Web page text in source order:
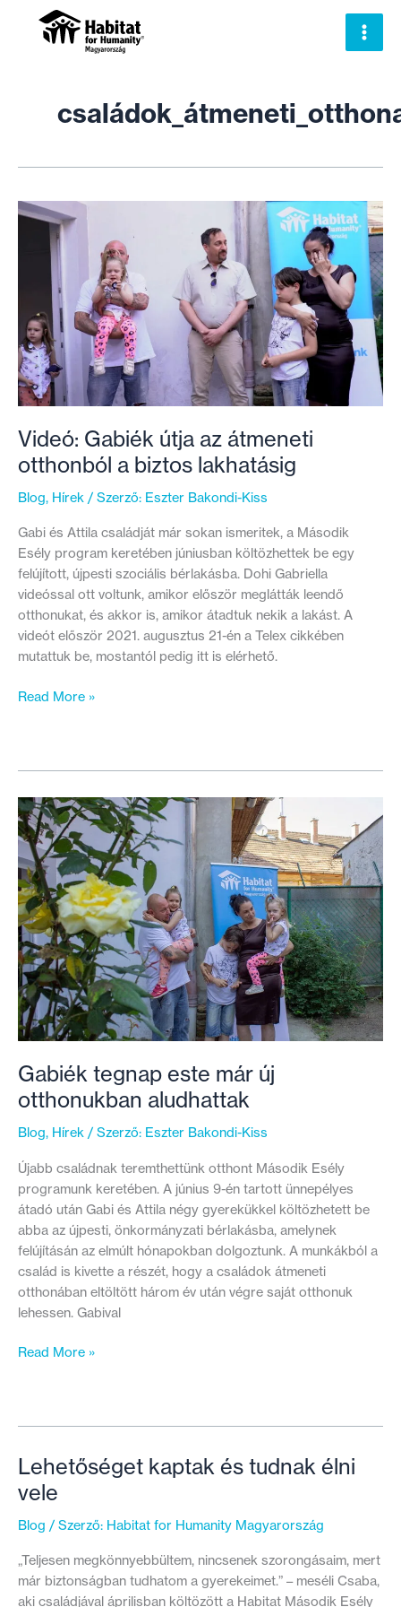
Videó: Gabiék útja az átmeneti
otthonból a biztos lakhatásig
Blog, Hírek / Szerző: Eszter Bakondi-Kiss
Gabi és Attila családját már sokan ismeritek, a Második
Esély program keretében júniusban költözhettek be egy
felújított, újpesti szociális bérlakásba. Dohi Gabriella
videóssal ott voltunk, amikor először meglátták leendő
otthonukat, és akkor is, amikor átadtuk nekik a lakást. A
videót először 2021. augusztus 21-én a Telex cikkében
mutattuk be, mostantól pedig itt is elérhető.
Videó:
otthonból
a
biztos
lakhatásig
Read More »
Gabiék tegnap este már új
otthonukban aludhattak
Blog, Hírek / Szerző: Eszter Bakondi-Kiss
Újabb családnak teremthettünk otthont Második Esély
programunk keretében. A június 9-én tartott ünnepélyes
átadó után Gabi és Attila négy gyerekükkel költözhetett be
abba az újpesti, önkormányzati bérlakásba, amelynek
felújításán az elmúlt hónapokban dolgoztunk. A munkákból a
család is kivette a részét, hogy a családok átmeneti
otthonában eltöltött három év után végre saját otthonuk
lehessen. Gabival
Gabiék
otthonukban
aludhattak
Read More »
Lehetőséget kaptak és tudnak élni
vele
Blog / Szerző: Habitat for Humanity Magyarország
„Teljesen megkönnyebbültem, nincsenek szorongásaim, mert
már biztonságban tudhatom a gyerekeimet.” – meséli Csaba,
aki családjával áprilisban költözött a Habitat Második Esély